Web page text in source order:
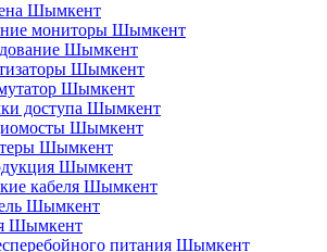
Шымкент
мониторы Шымкент
Шымкент
Шымкент
Шымкент
доступа Шымкент
Шымкент
Шымкент
Шымкент
кабеля Шымкент
Шымкент
Шымкент
питания Шымкент